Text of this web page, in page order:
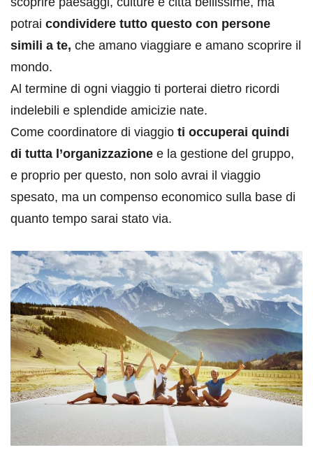
potrai condividere tutto questo con persone
simili a te, che amano viaggiare e amano scoprire il
mondo.
Al termine di ogni viaggio ti porterai dietro ricordi
indelebili e splendide amicizie nate.
Come coordinatore di viaggio ti occuperai quindi
di tutta l’organizzazione e la gestione del gruppo,
e proprio per questo, non solo avrai il viaggio
spesato, ma un compenso economico sulla base di
quanto tempo sarai stato via.